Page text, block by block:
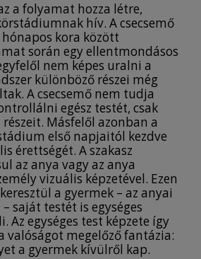
a folyamat hozza létre,
hív. A csecsemő
kora között
során egy ellentmondásos
nem képes uralni a
különböző részei még
A csecsemő nem tudja
egész testét, csak
Másfelől azonban a
első napjaitól kezdve
érettségét. A szakasz
az anya vagy az anya
vizuális képzetével. Ezen
a gyermek – az anyai
saját testét is egységes
Az egységes test képzete így
valóságot megelőző fantázia:
a gyermek kívülről kap.